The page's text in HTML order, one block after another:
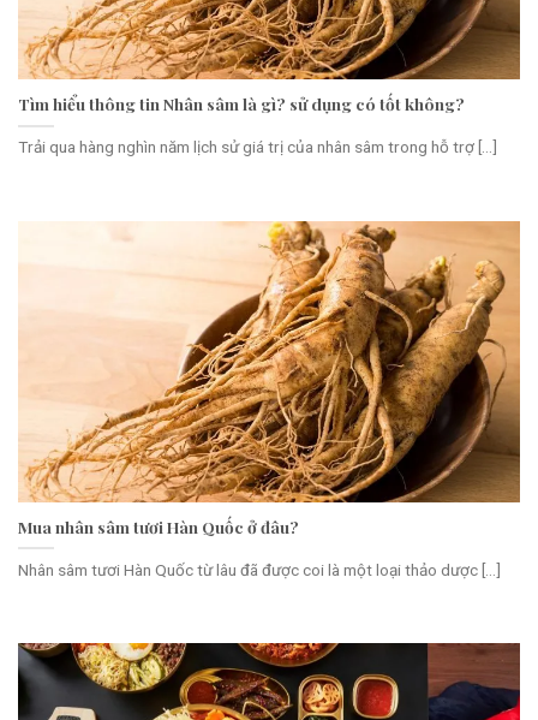
Tìm hiểu thông tin Nhân sâm là gì? sử dụng có tốt không?
Trải qua hàng nghìn năm lịch sử giá trị của nhân sâm trong hỗ trợ [...]
Mua nhân sâm tươi Hàn Quốc ở đâu?
Nhân sâm tươi Hàn Quốc từ lâu đã được coi là một loại thảo dược [...]